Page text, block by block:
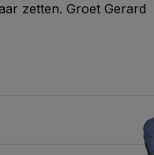
zetten. Groet Gerard